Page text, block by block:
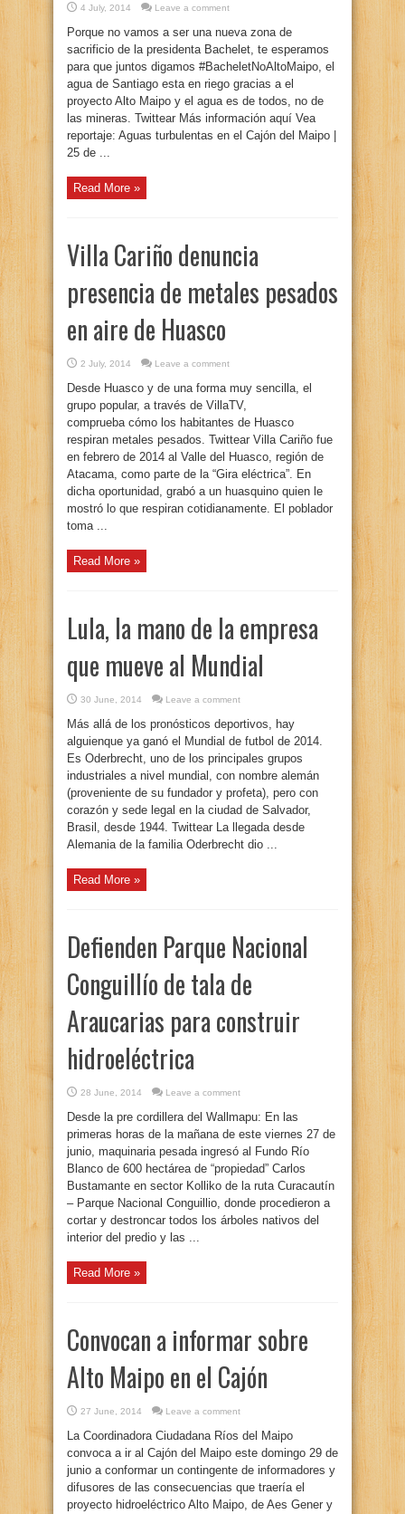
4 July, 2014 Leave a comment
Porque no vamos a ser una nueva zona de
sacrificio de la presidenta Bachelet, te esperamos
para que juntos digamos #BacheletNoAltoMaipo, el
agua de Santiago esta en riego gracias a el
proyecto Alto Maipo y el agua es de todos, no de
las mineras. Twittear Más información aquí Vea
reportaje: Aguas turbulentas en el Cajón del Maipo |
25 de ...
Read More »
Villa Cariño denuncia
presencia de metales pesados
en aire de Huasco
2 July, 2014 Leave a comment
Desde Huasco y de una forma muy sencilla, el
grupo popular, a través de VillaTV,
comprueba cómo los habitantes de Huasco
respiran metales pesados. Twittear Villa Cariño fue
en febrero de 2014 al Valle del Huasco, región de
Atacama, como parte de la “Gira eléctrica”. En
dicha oportunidad, grabó a un huasquino quien le
mostró lo que respiran cotidianamente. El poblador
toma ...
Read More »
Lula, la mano de la empresa
que mueve al Mundial
30 June, 2014 Leave a comment
Más allá de los pronósticos deportivos, hay
alguienque ya ganó el Mundial de futbol de 2014.
Es Oderbrecht, uno de los principales grupos
industriales a nivel mundial, con nombre alemán
(proveniente de su fundador y profeta), pero con
corazón y sede legal en la ciudad de Salvador,
Brasil, desde 1944. Twittear La llegada desde
Alemania de la familia Oderbrecht dio ...
Read More »
Defienden Parque Nacional
Conguillío de tala de
Araucarias para construir
hidroeléctrica
28 June, 2014 Leave a comment
Desde la pre cordillera del Wallmapu: En las
primeras horas de la mañana de este viernes 27 de
junio, maquinaria pesada ingresó al Fundo Río
Blanco de 600 hectárea de “propiedad” Carlos
Bustamante en sector Kolliko de la ruta Curacautín
– Parque Nacional Conguillio, donde procedieron a
cortar y destroncar todos los árboles nativos del
interior del predio y las ...
Read More »
Convocan a informar sobre
Alto Maipo en el Cajón
27 June, 2014 Leave a comment
La Coordinadora Ciudadana Ríos del Maipo
convoca a ir al Cajón del Maipo este domingo 29 de
junio a conformar un contingente de informadores y
difusores de las consecuencias que traería el
proyecto hidroeléctrico Alto Maipo, de Aes Gener y